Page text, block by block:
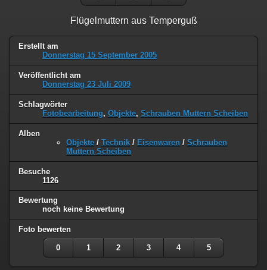
Flügelmuttern aus Temperguß
Erstellt am
Donnerstag 15 September 2005
Veröffentlicht am
Donnerstag 23 Juli 2009
Schlagwörter
Fotobearbeitung, Objekte, Schrauben Muttern Scheiben
Alben
Objekte / Technik / Eisenwaren / Schrauben
Muttern Scheiben
Besuche
1126
Bewertung
noch keine Bewertung
Foto bewerten
0 1 2 3 4 5